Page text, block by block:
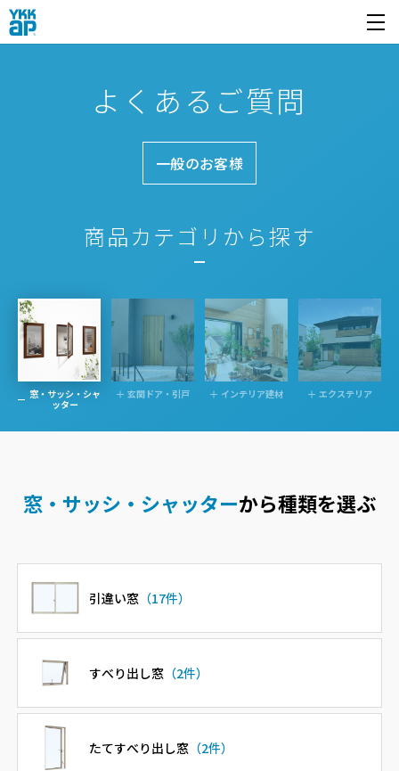
開く
よくあるご質問
一般のお客様
商品カテゴリから探す
窓・サッシ・シャ
ッター
玄関ドア・引戸 インテリア建材 エクステリア
窓・サッシ・シャッターから種類を選ぶ
引違い窓 （17件）
すべり出し窓 （2件）
たてすべり出し窓 （2件）